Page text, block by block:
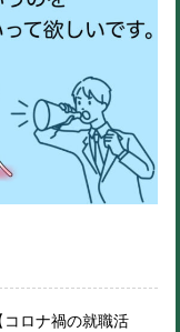
ロナ禍の就職活